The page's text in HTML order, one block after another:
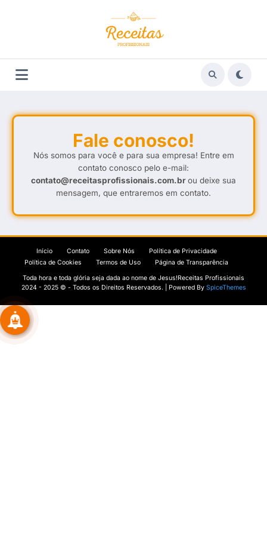
Fale conosco!
Nós somos para você e para sua empresa! Entre em
contato conosco pelo e-mail:
contato@receitasprofissionais.com.brou deixe sua
mensagem, que entraremos em contato.
Início Contato Sobre Nós
Política de Privacidade
Política de Cookies
Termos de Uso
Página de Transparência
Toda hora e toda glória seja dada ao nome de Jesus!Receitas Profissionais
2024 - 2025 © - Todos os Direitos Reservados. | Powered By SpiceThemes